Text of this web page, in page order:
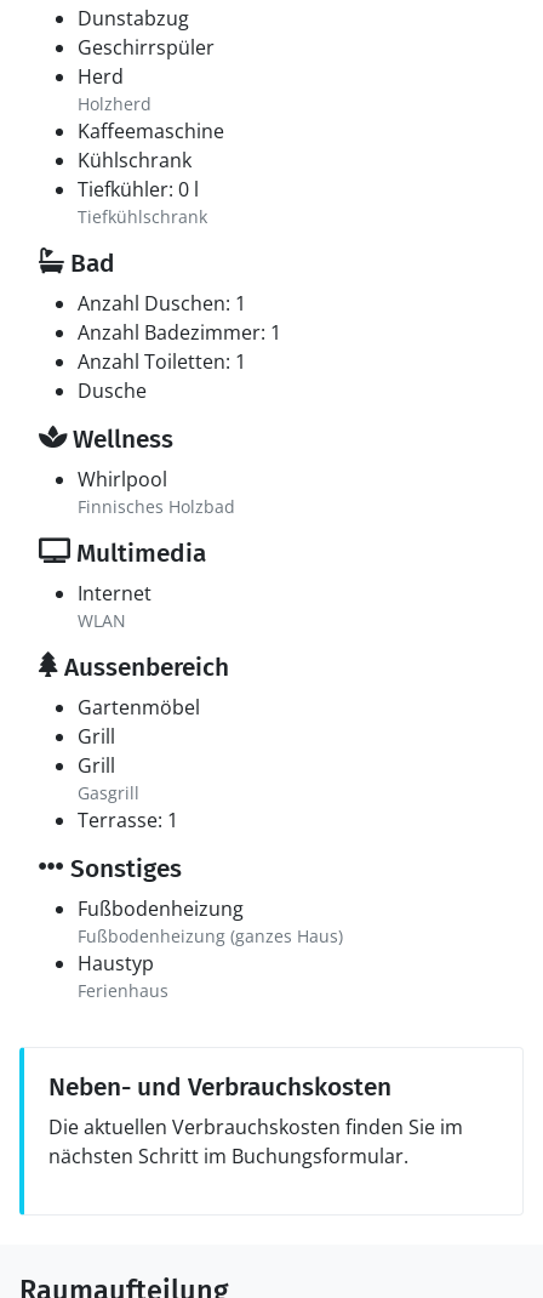
Dunstabzug
Geschirrspüler
Herd
Holzherd
Kaffeemaschine
Kühlschrank
Tiefkühler: 0 l
Tiefkühlschrank
Bad
Anzahl Duschen: 1
Anzahl Badezimmer: 1
Anzahl Toiletten: 1
Dusche
Wellness
Whirlpool
Finnisches Holzbad
Multimedia
Internet
WLAN
Aussenbereich
Gartenmöbel
Grill
Grill
Gasgrill
Terrasse: 1
Sonstiges
Fußbodenheizung
Fußbodenheizung (ganzes Haus)
Haustyp
Ferienhaus
Neben- und Verbrauchskosten
Die aktuellen Verbrauchskosten finden Sie im
nächsten Schritt im Buchungsformular.
Raumaufteilung